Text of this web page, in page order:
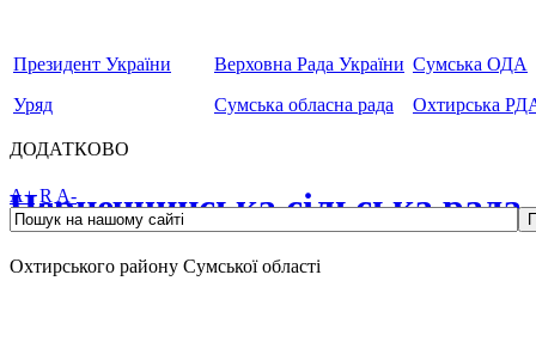
Президент України
Уряд
Верховна Рада України
Сумська обласна рада
Сумська ОДА
Охтирська
ДОДАТКОВО
Чернеччинська сільська рада
Охтирського району Сумської області
A+ RA-